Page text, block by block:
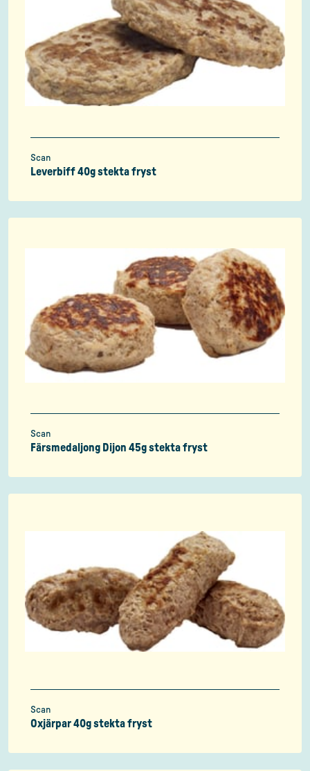
Scan
Leverbiff 40g stekta fryst
Scan
Färsmedaljong Dijon 45g stekta fryst
Scan
Oxjärpar 40g stekta fryst